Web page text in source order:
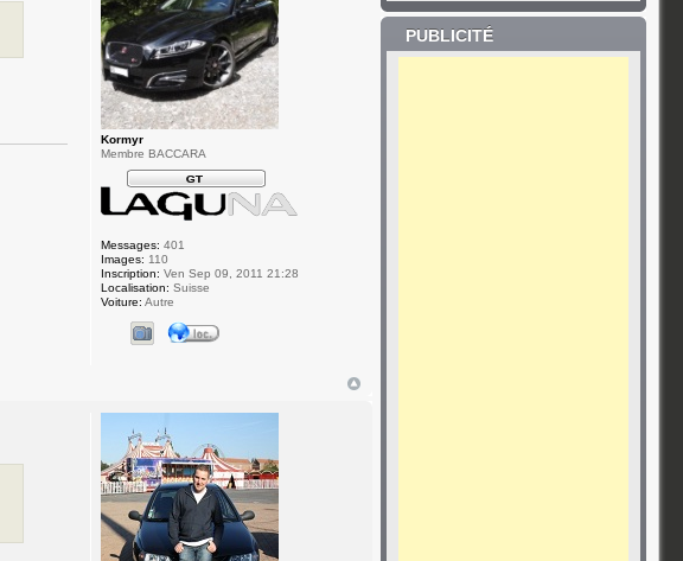
Kormyr
Membre BACCARA
Messages: 401
Images: 110
Inscription: Ven Sep 09, 2011 21:28
Localisation: Suisse
Voiture: Autre
PUBLICITÉ